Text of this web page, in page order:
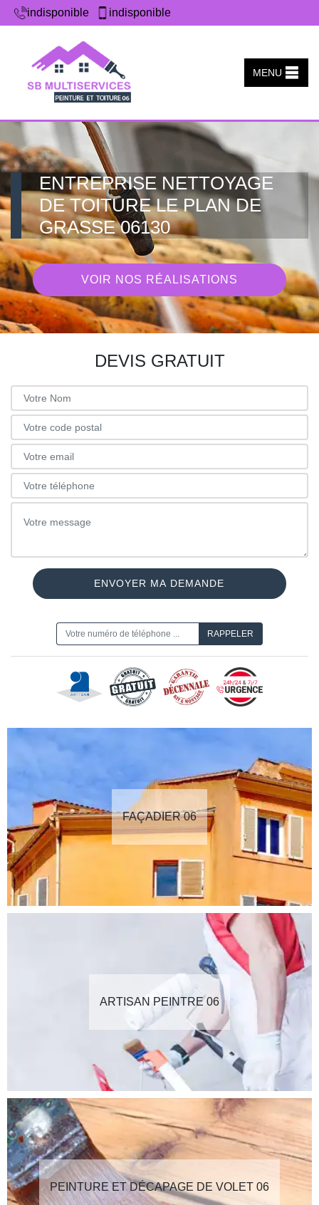
indisponible indisponible
MENU
ENTREPRISE NETTOYAGE
DE TOITURE LE PLAN DE
GRASSE 06130
VOIR NOS RÉALISATIONS
DEVIS GRATUIT
FAÇADIER 06
ARTISAN PEINTRE 06
PEINTURE ET DÉCAPAGE DE VOLET 06